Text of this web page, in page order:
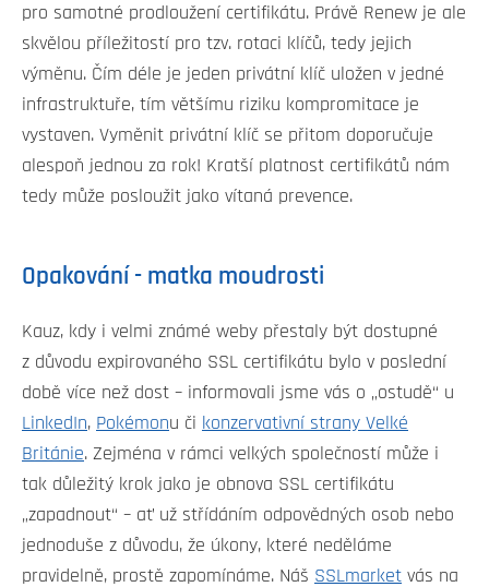
pro samotné prodloužení certifikátu. Právě Renew je ale
skvělou příležitostí pro tzv. rotaci klíčů, tedy jejich
výměnu. Čím déle je jeden privátní klíč uložen v jedné
infrastruktuře, tím většímu riziku kompromitace je
vystaven. Vyměnit privátní klíč se přitom doporučuje
alespoň jednou za rok! Kratší platnost certifikátů nám
tedy může posloužit jako vítaná prevence.
Opakování - matka moudrosti
Kauz, kdy i velmi známé weby přestaly být dostupné
z důvodu expirovaného SSL certifikátu bylo v poslední
době více než dost – informovali jsme vás o „ostudě“ u
LinkedIn, Pokémonu či konzervativní strany Velké
Británie. Zejména v rámci velkých společností může i
tak důležitý krok jako je obnova SSL certifikátu
„zapadnout“ – ať už střídáním odpovědných osob nebo
jednoduše z důvodu, že úkony, které neděláme
pravidelně, prostě zapomínáme. Náš SSLmarket vás na